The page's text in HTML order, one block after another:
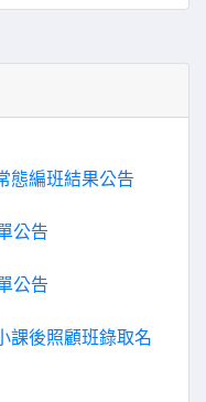
態編班結果公告
公告
公告
課後照顧班錄取名